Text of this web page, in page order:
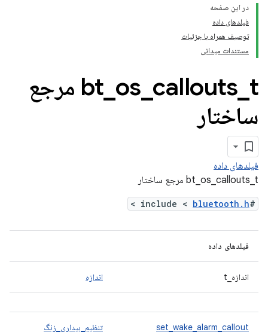
در این صفحه
فیلدهای داده
توصیف همراه با جزئیات
مستندات میدانی
bt os callouts
t مرجع
ساختار
فیلدهای داده
bt_os_callouts_t مرجع ساختار
#include <
bluetooth.h
>
فیلدهای داده
اندازه_t اندازه
set_wake_alarm_callout تنظیم_بیداری_زنگ